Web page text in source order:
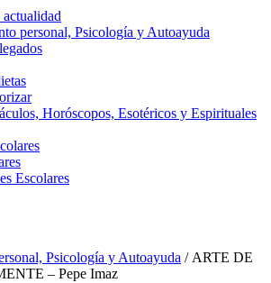
personal, Psicología y Autoayuda
Horóscopos, Esotéricos y Espirituales
Escolares
Psicología y Autoayuda / ARTE DE
– Pepe Imaz